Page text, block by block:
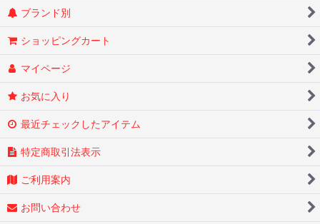
ブランド別
ショッピングカート
マイページ
お気に入り
最近チェックしたアイテム
特定商取引法表示
ご利用案内
お問い合わせ